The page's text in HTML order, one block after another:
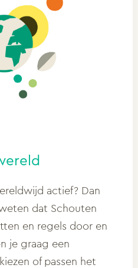
actief? Dan
dat Schouten
en regels door en
je graag een
of passen het